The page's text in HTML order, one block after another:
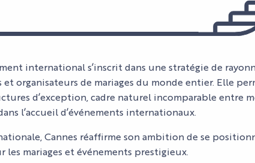
L'AGENDA
DU PALAIS
DU PALAIS
HI5
international s’inscrit dans une stratégie de
organisateurs de mariages du monde entier. Elle
d’exception, cadre naturel incomparable entre
l’accueil d’événements internationaux.
Cannes réaffirme son ambition de se
mariages et événements prestigieux.